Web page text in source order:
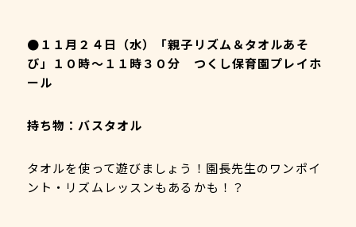
●１１月２４日（水）「親子リズム＆タオルあそ
び」１０時～１１時３０分 つくし保育園プレイホ
ール
持ち物：バスタオル
タオルを使って遊びましょう！園長先生のワンポイ
ント・リズムレッスンもあるかも！？